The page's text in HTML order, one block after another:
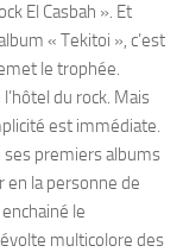
El Casbah ». Et
« Tekitoi », c’est
le trophée.
du rock. Mais
est immédiate.
ses premiers albums
en la personne de
le
multicolore des